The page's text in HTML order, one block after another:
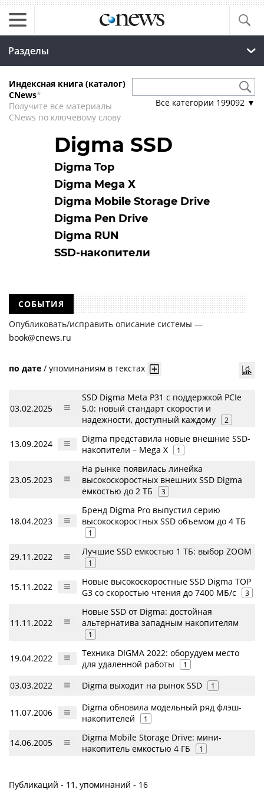
Разделы
Индексная книга (каталог)
CNews*
Получите все материалы
CNews по ключевому слову
Все категории 199092 ▼
Digma SSD
Digma Top
Digma Mega Х
Digma Mobile Storage Drive
Digma Pen Drive
Digma RUN
SSD-накопители
СОБЫТИЯ
Опубликовать/исправить описание системы —
book@cnews.ru
по дате / упоминаниям в текстах
03.02.2025
SSD Digma Meta P31 с поддержкой PCIe
5.0: новый стандарт скорости и
надежности, доступный каждому
2
13.09.2024
Digma представила новые внешние SSD-
накопители – Mega X
1
23.05.2023
На рынке появилась линейка
высокоскоростных внешних SSD Digma
емкостью до 2 ТБ
3
18.04.2023
Бренд Digma Pro выпустил серию
высокоскоростных SSD объемом до 4 ТБ
1
29.11.2022 Лучшие SSD емкостью 1 ТБ: выбор ZOOM
1
15.11.2022
Новые высокоскоростные SSD Digma TOP
G3 со скоростью чтения до 7400 МБ/с
3
11.11.2022
Новые SSD от Digma: достойная
альтернатива западным накопителям
1
19.04.2022
Техника DIGMA 2022: оборудуем место
для удаленной работы
1
03.03.2022 Digma выходит на рынок SSD 1
11.07.2006
Digma обновила модельный ряд флэш-
накопителей
1
14.06.2005
Digma Mobile Storage Drive: мини-
накопитель емкостью 4 ГБ
1
Публикаций - 11, упоминаний - 16